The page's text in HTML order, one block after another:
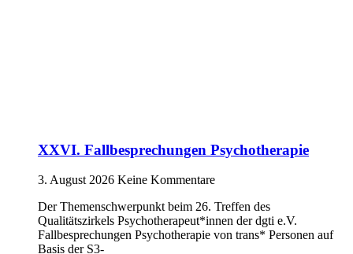
XXVI. Fallbesprechungen Psychotherapie
3. August 2026 Keine Kommentare
Der Themenschwerpunkt beim 26. Treffen des
Qualitätszirkels Psychotherapeut*innen der dgti e.V.
Fallbesprechungen Psychotherapie von trans* Personen auf
Basis der S3-